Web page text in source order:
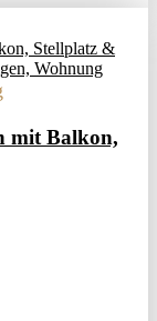
mit Balkon,